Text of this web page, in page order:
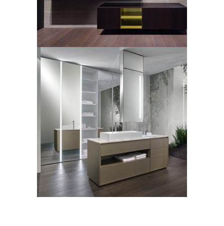
Casabath, mobile bagno
collezione Hitech
LEGGI TUTTO